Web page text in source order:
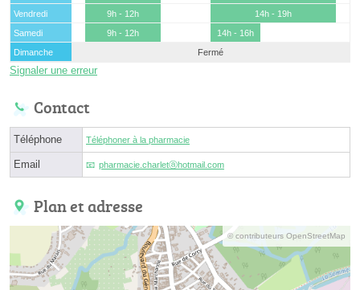
Vendredi
9h - 12h
14h - 19h
Samedi
9h - 12h
14h - 16h
Dimanche
Fermé
Signaler une erreur
Contact
Téléphone Téléphoner à la pharmacie
Email pharmacie.charletⓐhotmail.com
Plan et adresse
© contributeurs OpenStreetMap